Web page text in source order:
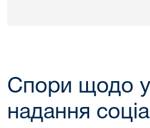
Спори щодо
надання